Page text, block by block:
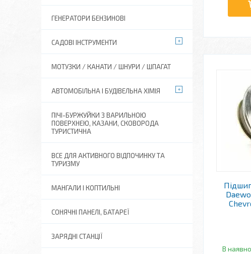
В
ГЕНЕРАТОРИ БЕНЗИНОВІ
САДОВІ ІНСТРУМЕНТИ
МОТУЗКИ / КАНАТИ / ШНУРИ / ШПАГАТ
АВТОМОБІЛЬНА І БУДІВЕЛЬНА ХІМІЯ
ПІЧІ-БУРЖУЙКИ З ВАРИЛЬНОЮ
ПОВЕРХНЕЮ, КАЗАНИ, СКОВОРОДА
ТУРИСТИЧНА
ВСЕ ДЛЯ АКТИВНОГО ВІДПОЧИНКУ ТА
ТУРИЗМУ
МАНГАЛИ І КОПТИЛЬНІ
СОНЯЧНІ ПАНЕЛІ, БАТАРЕЇ
ЗАРЯДНІ СТАНЦІЇ